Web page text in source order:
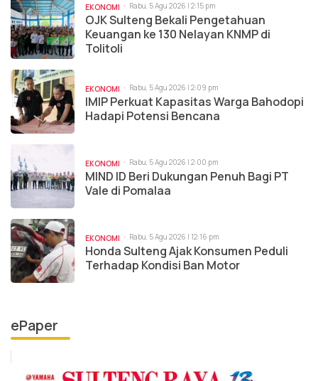
EKONOMI Rabu, 5 Agu 2026 | 2:15 pm
OJK Sulteng Bekali Pengetahuan
Keuangan ke 130 Nelayan KNMP di
Tolitoli
EKONOMI Rabu, 5 Agu 2026 | 2:09 pm
IMIP Perkuat Kapasitas Warga Bahodopi
Hadapi Potensi Bencana
EKONOMI Rabu, 5 Agu 2026 | 2:00 pm
MIND ID Beri Dukungan Penuh Bagi PT
Vale di Pomalaa
EKONOMI Rabu, 5 Agu 2026 | 12:16 pm
Honda Sulteng Ajak Konsumen Peduli
Terhadap Kondisi Ban Motor
ePaper